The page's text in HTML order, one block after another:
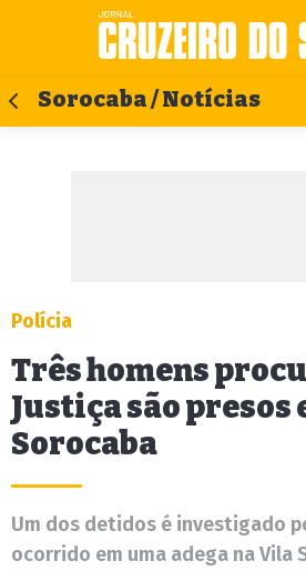
Sorocaba / Notícias
Polícia
Três homens
Justiça são presos
Sorocaba
Um dos detidos é investigado
ocorrido em uma adega na Vila